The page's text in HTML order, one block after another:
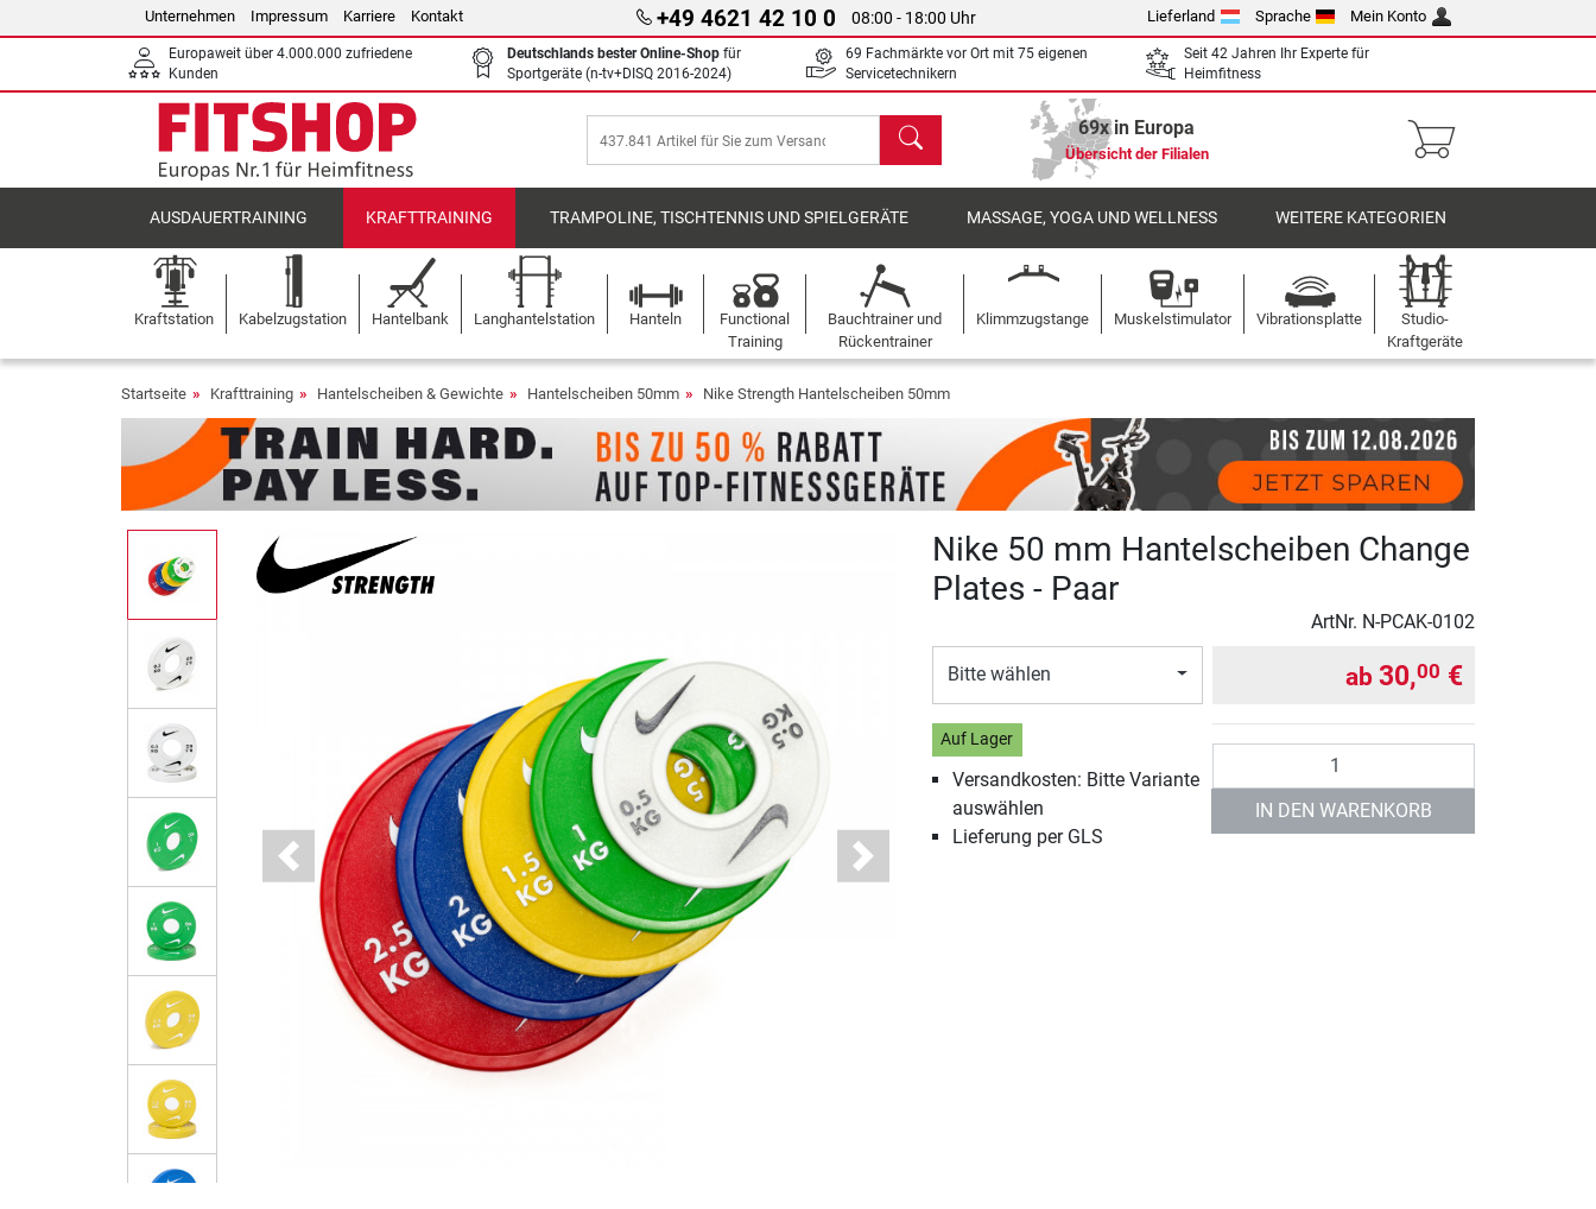
Unternehmen Impressum Karriere Kontakt +49 4621 42 10 0 08:00 - 18:00 Uhr Lieferland Sprache Mein Konto
Europaweit über 4.000.000 zufriedene
Kunden
Deutschlands bester Online-Shop für
Sportgeräte (n-tv+DISQ 2016-2024)
69 Fachmärkte vor Ort mit 75 eigenen
Servicetechnikern
Seit 42 Jahren Ihr Experte für
Heimfitness
Suchen 69x in Europa
Übersicht der Filialen
AUSDAUERTRAINING KRAFTTRAINING TRAMPOLINE, TISCHTENNIS UND SPIELGERÄTE MASSAGE, YOGA UND WELLNESS WEITERE KATEGORIEN
Kraftstation Kabelzugstation Hantelbank Langhantelstation Hanteln
Functional
Training
Bauchtrainer und
Rückentrainer
Klimmzugstange Muskelstimulator Vibrationsplatte
Studio-
Kraftgeräte
Startseite Krafttraining Hantelscheiben & Gewichte Hantelscheiben 50mm Nike Strength Hantelscheiben 50mm
Previous Next
Nike 50 mm Hantelscheiben Change
Plates - Paar
ArtNr. N-PCAK-0102
Bitte wählen
Auf Lager
Versandkosten: Bitte Variante
auswählen
Lieferung per GLS
ab 30,00 €
IN DEN WARENKORB